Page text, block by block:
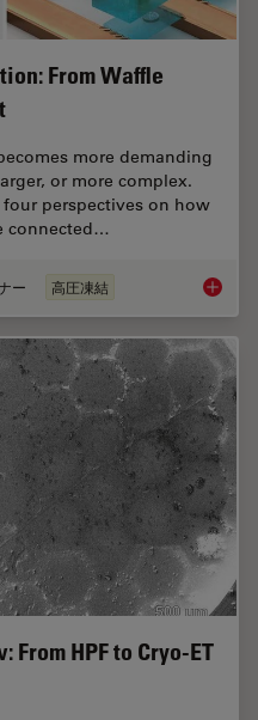
From Waffle
more demanding
or more complex.
perspectives on how
connected…
ー 高圧凍結 Cryo-
HPF to Cryo-ET